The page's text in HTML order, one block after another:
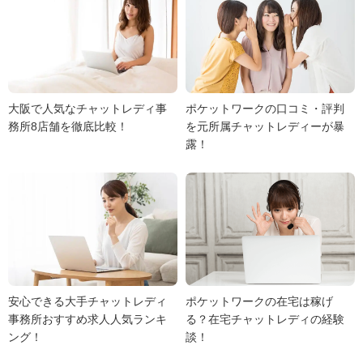
大阪で人気なチャットレディ事
務所8店舗を徹底比較！
ポケットワークの口コミ・評判
を元所属チャットレディーが暴
露！
安心できる大手チャットレディ
事務所おすすめ求人人気ランキ
ング！
ポケットワークの在宅は稼げ
る？在宅チャットレディの経験
談！